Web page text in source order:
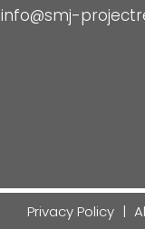
info@smj-
Privacy Policy